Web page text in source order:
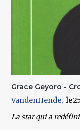
Grace Geyoro -
VandenHende
La star qui a